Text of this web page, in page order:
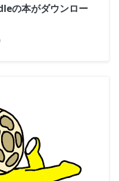
の本がダウンロー